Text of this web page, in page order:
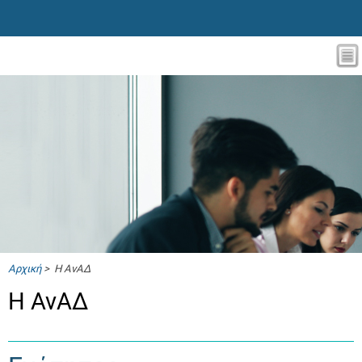
Αρχική> Η ΑνΑΔ
Η ΑνΑΔ